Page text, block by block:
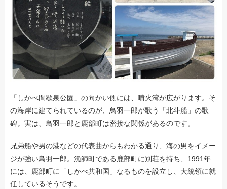
「しかべ間歇泉公園」の向かい側には、噴火湾が広がります。そ
の海岸に建てられているのが、鳥羽一郎が歌う「北斗船」の歌
碑。実は、鳥羽一郎と鹿部町は密接な関係があるのです。
兄弟船や男の港などの代表曲からもわかる通り、海の男をイメー
ジが強い鳥羽一郎。漁師町である鹿部町に別荘を持ち、1991年
には、鹿部町に「しかべ共和国」なるものを設立し、大統領に就
任しているそうです。